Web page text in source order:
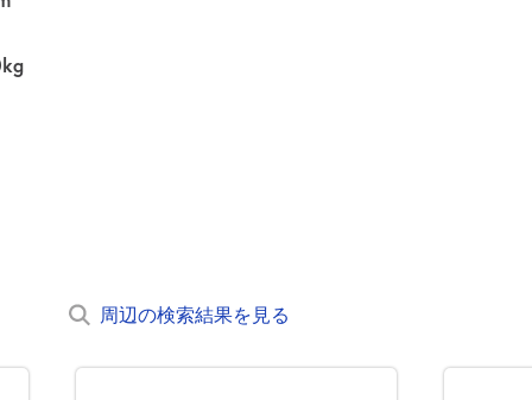
周辺の検索結果を見る